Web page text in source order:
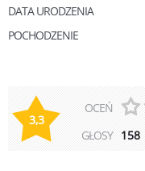
DATA URODZENIA
POCHODZENIE
3,3
OCEŃ
GŁOSY 158